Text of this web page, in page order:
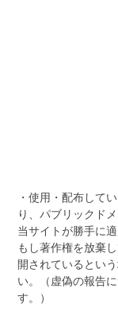
・使用・配布して
り、パブリックド
当サイトが勝手に
もし著作権を放棄
開されているという
い。（虚偽の報告
す。）